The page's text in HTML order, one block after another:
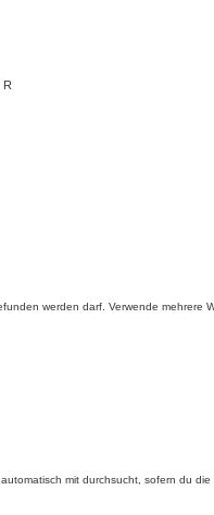
R
werden darf. Verwende mehrere
mit durchsucht, sofern du die